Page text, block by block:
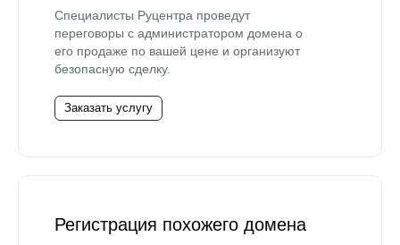
Специалисты Руцентра проведут
переговоры с администратором домена о
его продаже по вашей цене и организуют
безопасную сделку.
Заказать услугу
Регистрация похожего домена